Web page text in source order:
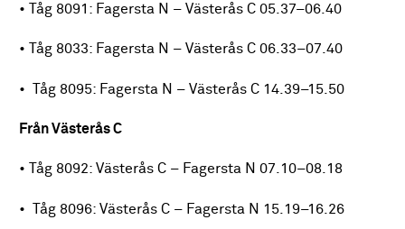
• Tåg 8091: Fagersta N – Västerås C 05.37–06.40
• Tåg 8033: Fagersta N – Västerås C 06.33–07.40
• Tåg 8095: Fagersta N – Västerås C 14.39–15.50
Från Västerås C
• Tåg 8092: Västerås C – Fagersta N 07.10–08.18
• Tåg 8096: Västerås C – Fagersta N 15.19–16.26